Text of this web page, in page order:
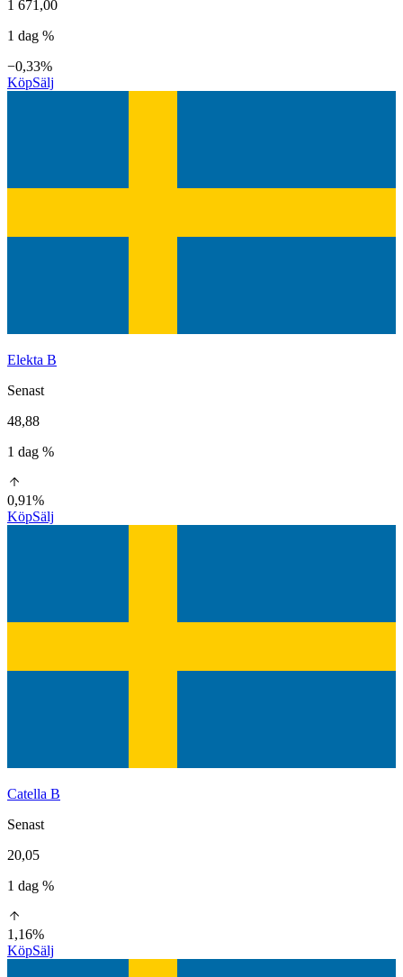
1 671,00
1 dag %
−0,33%
KöpSälj
Elekta B
Senast
48,88
1 dag %
0,91%
KöpSälj
Catella B
Senast
20,05
1 dag %
1,16%
KöpSälj